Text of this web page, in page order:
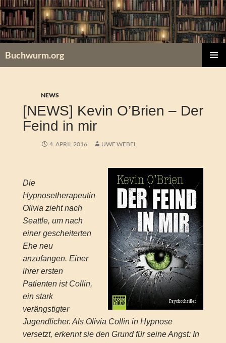
Zum
Inhalt
springen
Buchwurm.org
NEWS
[NEWS] Kevin O’Brien – Der
Feind in mir
4. APRIL 2016 UWE WEBEL
Die
Hypnosetherapeutin
Olivia zieht nach
Seattle, um nach
einer gescheiterten
Ehe neu
anzufangen. Einer
ihrer ersten
Patienten ist Collin,
ein stark
verängstigter
Jugendlicher. Als Olivia Collin in Hypnose
versetzt, erkennt sie den Grund für seine Angst: In